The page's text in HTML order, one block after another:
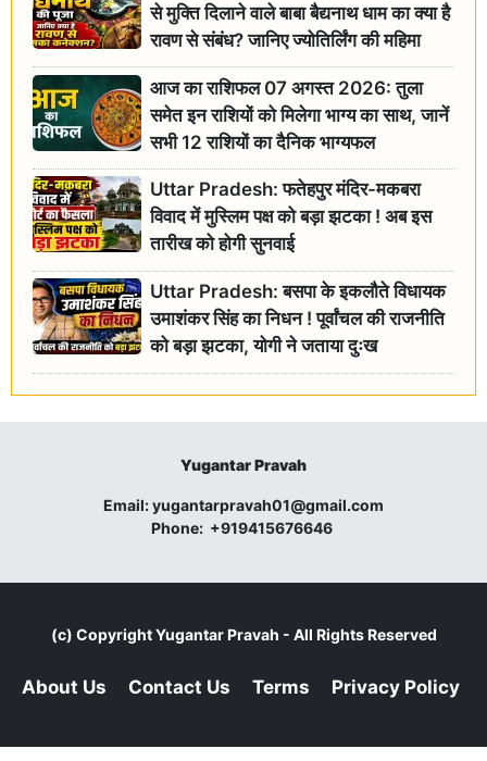
से मुक्ति दिलाने वाले बाबा बैद्यनाथ धाम का क्या है
रावण से संबंध? जानिए ज्योतिर्लिंग की महिमा
आज का राशिफल 07 अगस्त 2026: तुला
समेत इन राशियों को मिलेगा भाग्य का साथ, जानें
सभी 12 राशियों का दैनिक भाग्यफल
Uttar Pradesh: फतेहपुर मंदिर-मकबरा
विवाद में मुस्लिम पक्ष को बड़ा झटका ! अब इस
तारीख को होगी सुनवाई
Uttar Pradesh: बसपा के इकलौते विधायक
उमाशंकर सिंह का निधन ! पूर्वांचल की राजनीति
को बड़ा झटका, योगी ने जताया दुःख
Yugantar Pravah
Email:yugantarpravah01@gmail.com
Phone: +919415676646
(c) CopyrightYugantar Pravah - All Rights Reserved
About Us Contact Us Terms Privacy Policy